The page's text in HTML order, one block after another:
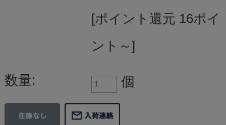
[ポイント還元 16ポイ
ント～]
数量: 個